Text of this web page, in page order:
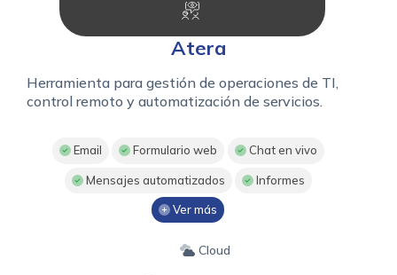
Atera
Herramienta para gestión de operaciones de TI,
control remoto y automatización de servicios.
Email Formulario web Chat en vivo
Mensajes automatizados Informes
Ver más
Cloud